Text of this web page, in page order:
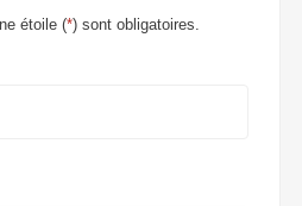
étoile (*) sont obligatoires.